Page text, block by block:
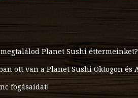
Planet Sushi éttermeinket?
ott van a Planet Sushi Oktogon és
fogásaidat!